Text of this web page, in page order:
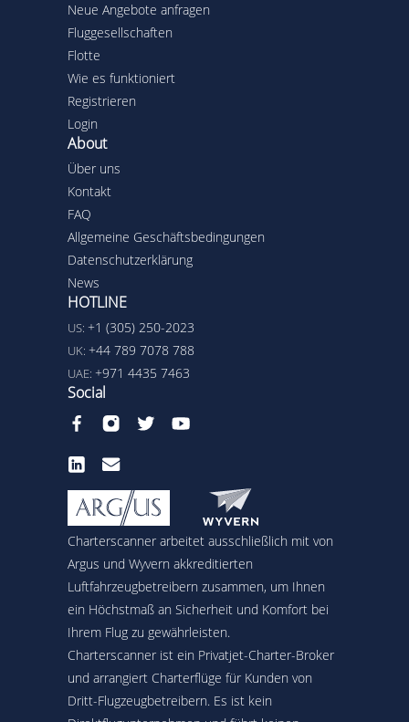
Neue Angebote anfragen
Fluggesellschaften
Flotte
Wie es funktioniert
Registrieren
Login
About
Über uns
Kontakt
FAQ
Allgemeine Geschäftsbedingungen
Datenschutzerklärung
News
HOTLINE
US: +1 (305) 250-2023
UK: +44 789 7078 788
UAE: +971 4435 7463
Social
Charterscanner arbeitet ausschließlich mit von
Argus und Wyvern akkreditierten
Luftfahrzeugbetreibern zusammen, um Ihnen
ein Höchstmaß an Sicherheit und Komfort bei
Ihrem Flug zu gewährleisten.
Charterscanner ist ein Privatjet-Charter-Broker
und arrangiert Charterflüge für Kunden von
Dritt-Flugzeugbetreibern. Es ist kein